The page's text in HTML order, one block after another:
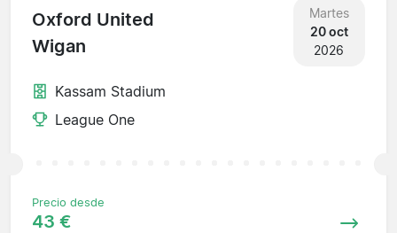
Oxford United
Wigan
Martes
20 oct
2026
Kassam Stadium
League One
Precio desde
43 €